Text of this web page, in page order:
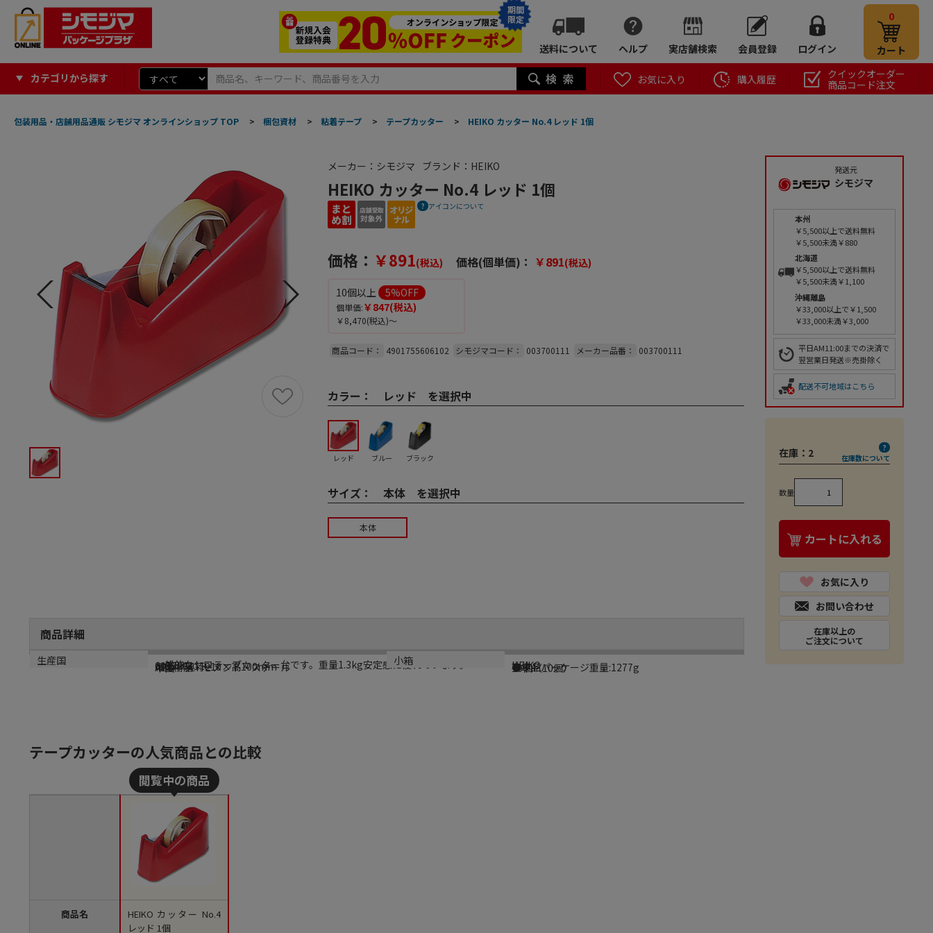
期間
限定
送料について ヘルプ 実店舗検索 会員登録 ログイン
0
カート
カテゴリから探す お気に入り 購入履歴
クイックオーダー
商品コード注文
包装用品・店舗用品通販 シモジマ オンラインショップ TOP > 梱包資材 > 粘着テープ > テープカッター > HEIKO カッター No.4 レッド 1個
メーカー：シモジマ ブランド：HEIKO
HEIKO カッター No.4 レッド 1個
アイコンについて
価格： ￥891(税込) 価格(個単価)： ￥891(税込)
10個以上 5%OFF
個単価:￥847(税込)
￥8,470(税込)～
商品コード： 4901755606102 シモジマコード： 003700111 メーカー品番： 003700111
カラー： レッド を選択中
レッド ブルー ブラック
サイズ： 本体 を選択中
本体
商品詳細
商品説明
一般的なセロテープカッター台です。重量1.3kg安定感に優れています。
メーカー名
シモジマ
ブランド名
HEIKO
メーカー品番
003700111
規格
本体
サイズ
幅85×奥行210×高100mm
カラー
レッド
材質
ABS樹脂・セメント・スチール
重量
●単品パッケージ重量:1277g
生産国
中国
小箱
10個（10個）
発送元
シモジマ
本州
￥5,500以上で送料無料
￥5,500未満￥880
北海道
￥5,500以上で送料無料
￥5,500未満￥1,100
沖縄離島
￥33,000以上で￥1,500
￥33,000未満￥3,000
平日AM11:00までの決済で
翌営業日発送※売掛除く
配送不可地域はこちら
在庫： 2 在庫数について
数量
カートに入れる
お気に入り
お問い合わせ
在庫以上の
ご注文について
テープカッターの人気商品との比較
商品名
HEIKO カッター No.4
レッド 1個